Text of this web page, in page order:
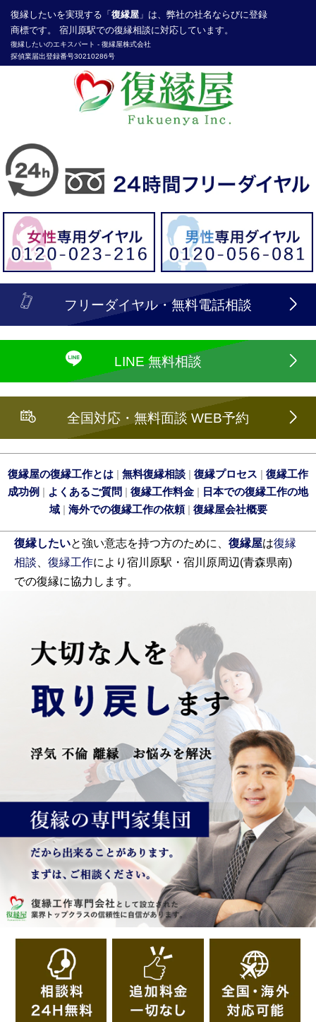
復縁したいを実現する「 復縁屋 」は、弊社の社名ならびに登録
商標です。 宿川原駅での復縁相談に対応しています。
復縁したいのエキスパート - 復縁屋株式会社
探偵業届出登録番号30210286号
フリーダイヤル・無料電話相談
LINE 無料相談
全国対応・無料面談 WEB予約
復縁屋の復縁工作とは | 無料復縁相談 | 復縁プロセス | 復縁工作
成功例 | よくあるご質問 | 復縁工作料金 | 日本での復縁工作の地
域| 海外での復縁工作の依頼| 復縁屋会社概要
復縁したいと強い意志を持つ方のために、 復縁屋は復縁
相談
復縁工作により宿川原駅・宿川原周辺(青森県南)
での復縁に協力します。